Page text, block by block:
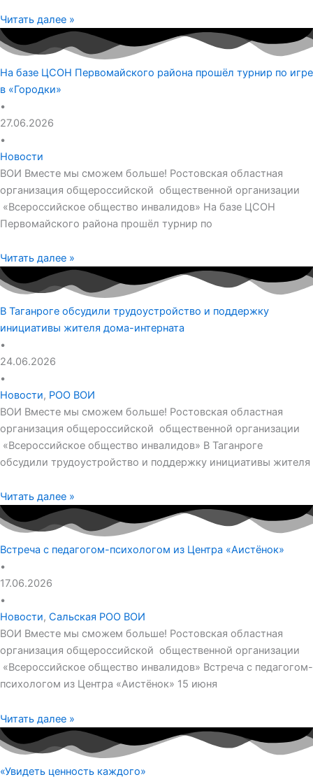
Читать далее »
На базе ЦСОН Первомайского района прошёл турнир по игре
в «Городки»
•
27.06.2026
•
Новости
ВОИ Вместе мы сможем больше! Ростовская областная
организация общероссийской общественной организации
«Всероссийское общество инвалидов» На базе ЦСОН
Первомайского района прошёл турнир по
Читать далее »
В Таганроге обсудили трудоустройство и поддержку
инициативы жителя дома-интерната
•
24.06.2026
•
Новости, РОО ВОИ
ВОИ Вместе мы сможем больше! Ростовская областная
организация общероссийской общественной организации
«Всероссийское общество инвалидов» В Таганроге
обсудили трудоустройство и поддержку инициативы жителя
Читать далее »
Встреча с педагогом-психологом из Центра «Аистёнок»
•
17.06.2026
•
Новости, Сальская РОО ВОИ
ВОИ Вместе мы сможем больше! Ростовская областная
организация общероссийской общественной организации
«Всероссийское общество инвалидов» Встреча с педагогом-
психологом из Центра «Аистёнок» 15 июня
Читать далее »
«Увидеть ценность каждого»